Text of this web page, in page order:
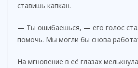
ставишь капкан.
— Ты ошибаешься, — его голос
помочь. Мы могли бы снова
На мгновение в её глазах